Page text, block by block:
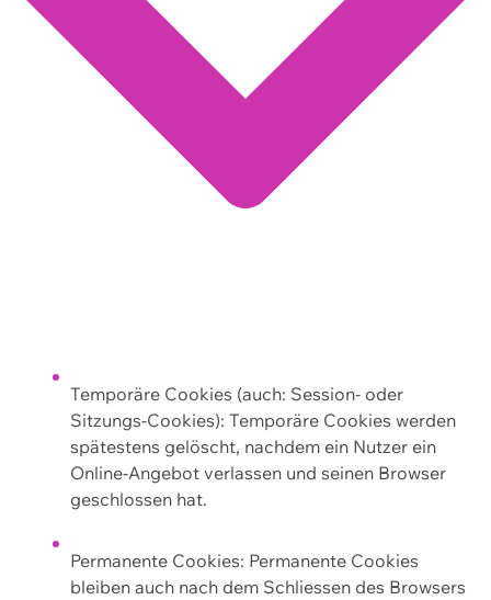
Temporäre Cookies (auch: Session- oder
Sitzungs-Cookies): Temporäre Cookies werden
spätestens gelöscht, nachdem ein Nutzer ein
Online-Angebot verlassen und seinen Browser
geschlossen hat.
Permanente Cookies: Permanente Cookies
bleiben auch nach dem Schliessen des Browsers